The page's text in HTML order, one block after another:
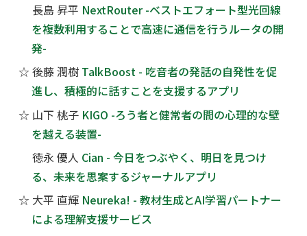
長島 昇平 NextRouter -ベストエフォート型光回線
を複数利用することで高速に通信を行うルータの開
発-
☆後藤 潤樹 TalkBoost - 吃音者の発話の自発性を促
進し、積極的に話すことを支援するアプリ
☆ 山下 桃子 KIGO -ろう者と健常者の間の心理的な壁
を越える装置-
徳永 優人 Cian - 今日をつぶやく、明日を見つけ
る、未来を思案するジャーナルアプリ
☆ 大平 直輝 Neureka! - 教材生成とAI学習パートナー
による理解支援サービス